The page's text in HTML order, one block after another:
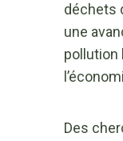
déchets
une
pollution
Des